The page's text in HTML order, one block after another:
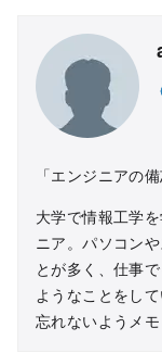
「エンジニアの
大学で情報工学
ニア。パソコン
とが多く、仕事
ようなことをし
忘れないようメモ